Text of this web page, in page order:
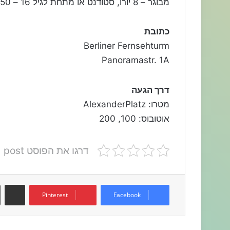
כתובת
Berliner Fernsehturm
Panoramastr. 1A
דרך הגעה
מטרו: AlexanderPlatz
אוטובוס: 100, 200
דרגו את הפוסט post
Facebook
Pinterest